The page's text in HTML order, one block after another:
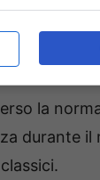
per i
la
durante il